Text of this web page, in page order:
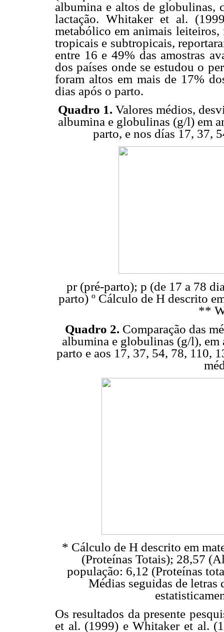
albumina e altos de globulinas,
lactação. Whitaker et al.
metabólico em animais leiteiros,
tropicais e subtropicais,
entre 16 e 49% das amostras
dos países onde se estudou o
foram altos em mais de 17%
dias após o parto.
Quadro 1. Valores médios,
albumina e globulinas (g/l) em
parto, e nos días 17, 37,
pr (pré-parto); p (de 17 a 78
parto) º Cálculo de H descrito
**
Quadro 2. Comparação das
albumina e globulinas (g/l),
parto e aos 17, 37, 54, 78, 110,
* Cálculo de H descrito em
(Proteínas Totais); 28,57
população: 6,12 (Proteínas
Médias seguidas de letras
Os resultados da presente
et al. (1999) e Whitaker et al.